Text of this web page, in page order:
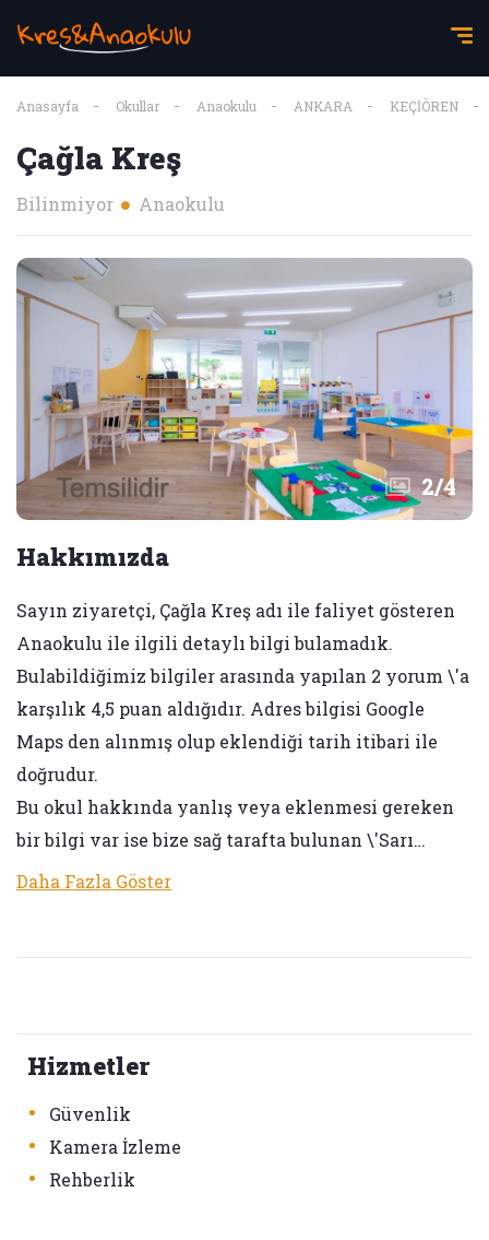
Anasayfa Okullar Anaokulu ANKARA KEÇİÖREN
Çağla Kreş
Bilinmiyor Anaokulu
2/4
Hakkımızda
Sayın ziyaretçi, Çağla Kreş adı ile faliyet gösteren
Anaokulu ile ilgili detaylı bilgi bulamadık.
Bulabildiğimiz bilgiler arasında yapılan 2 yorum \'a
karşılık 4,5 puan aldığıdır. Adres bilgisi Google
Maps den alınmış olup eklendiği tarih itibari ile
doğrudur.
Bu okul hakkında yanlış veya eklenmesi gereken
bir bilgi var ise bize sağ tarafta bulunan \'Sarı…
Daha Fazla Göster
Hizmetler
• Güvenlik
• Kamera İzleme
• Rehberlik